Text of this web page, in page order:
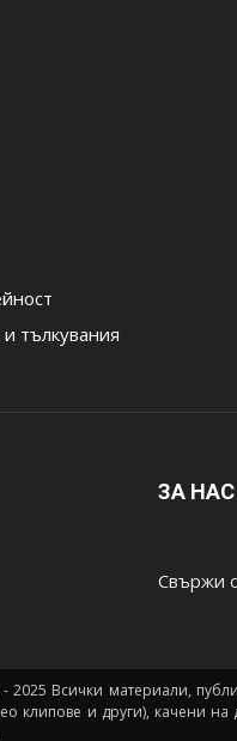
тълкувания
ЗА НАС
Свържи
Всички материали,
клипове и други), качени